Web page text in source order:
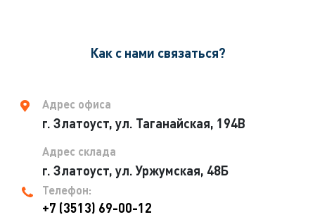
Как с нами связаться?
Адрес офиса
г. Златоуст, ул. Таганайская, 194В
Адрес склада
г. Златоуст, ул. Уржумская, 48Б
Телефон:
+7 (3513) 69-00-12